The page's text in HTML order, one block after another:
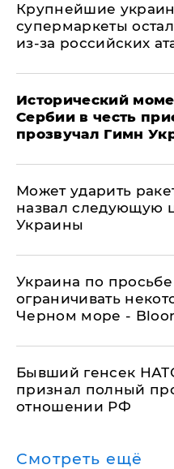
Крупнейшие
супермаркеты
из-за российских
Исторический
Сербии в честь
прозвучал Гимн
Может ударить
назвал следующую
Украины
Украина по
ограничивать
Черном море -
Бывший генсек
признал полный
отношении РФ
Смотреть ещё